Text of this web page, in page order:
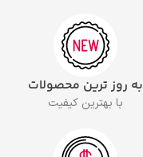
به روز ترین محصولات
با بهترین کیفیت